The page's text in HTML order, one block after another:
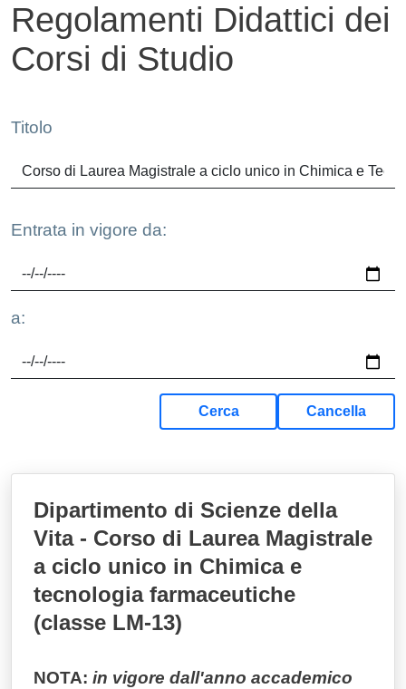
Regolamenti Didattici dei
Corsi di Studio
Titolo
Entrata in vigore da:
a:
Cerca Cancella
Dipartimento di Scienze della
Vita - Corso di Laurea Magistrale
a ciclo unico in Chimica e
tecnologia farmaceutiche
(classe LM-13)
NOTA: in vigore dall'anno accademico